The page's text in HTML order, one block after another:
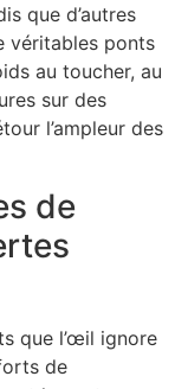
que d’autres
véritables ponts
au toucher, au
sur des
l’ampleur des
de
que l’œil ignore
de